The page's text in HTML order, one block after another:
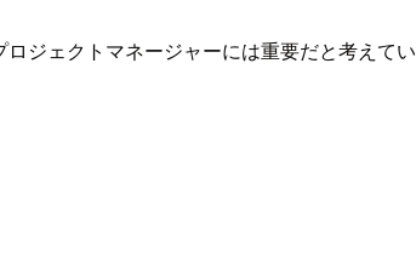
ジェクトマネージャーには重要だと考えてい